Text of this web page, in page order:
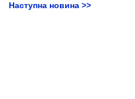
Наступна новина >>